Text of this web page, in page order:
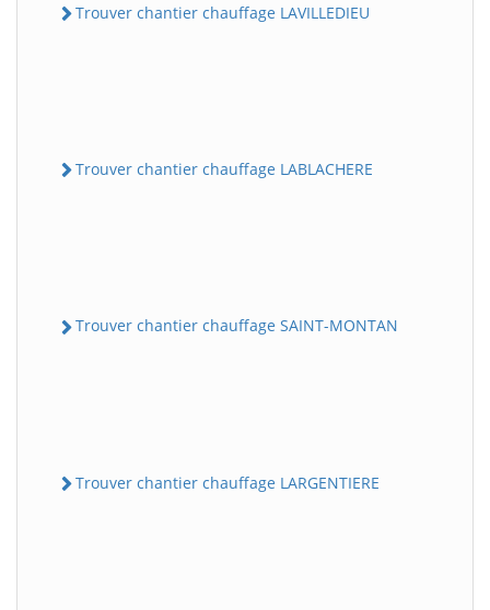
Trouver chantier chauffage LAVILLEDIEU
Trouver chantier chauffage LABLACHERE
Trouver chantier chauffage SAINT-MONTAN
Trouver chantier chauffage LARGENTIERE